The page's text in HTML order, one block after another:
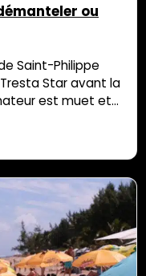
ou
Saint-Philippe
Star avant la
est muet et
les rapports
options sont
Marc…